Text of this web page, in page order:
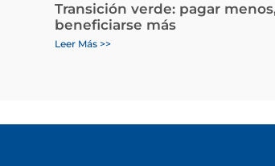
Transición verde: pagar
beneficiarse más
Leer Más >>